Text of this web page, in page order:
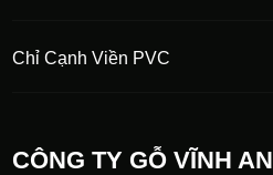
Chỉ Cạnh Viền PVC
CÔNG TY GỖ VĨNH AN